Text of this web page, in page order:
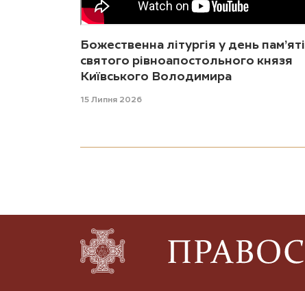
Божественна літургія у день пам’яті
святого рівноапостольного князя
Київського Володимира
15 Липня 2026